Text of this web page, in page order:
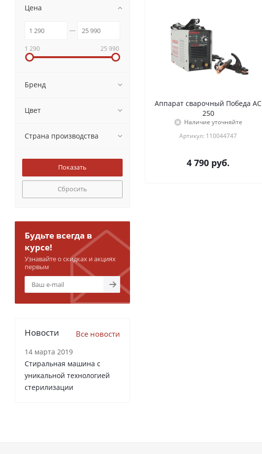
Аппарат сварочный Победа АС
250
Наличие уточняйте
Артикул: 110044747
4 790 руб.
Цена
1 290 25 990
Бренд
Цвет
Страна производства
Сбросить
Будьте всегда в
курсе!
Узнавайте о скидках и акциях
первым
Новости Все новости
14 марта 2019
Стиральная машина с
уникальной технологией
стерилизации